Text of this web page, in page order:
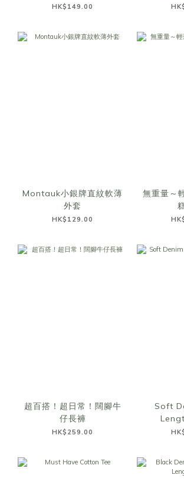
HK$149.00
Montauk小銀牌直紋軟薄
外套
HK$129.00
無重量～
超百搭！超日常！闊腳牛
仔長褲
HK$259.00
Soft